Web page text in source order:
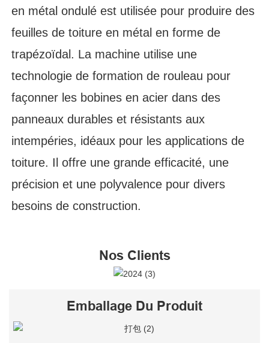
en métal ondulé est utilisée pour produire des
feuilles de toiture en métal en forme de
trapézoïdal. La machine utilise une
technologie de formation de rouleau pour
façonner les bobines en acier dans des
panneaux durables et résistants aux
intempéries, idéaux pour les applications de
toiture. Il offre une grande efficacité, une
précision et une polyvalence pour divers
besoins de construction.
Nos Clients
Emballage Du Produit